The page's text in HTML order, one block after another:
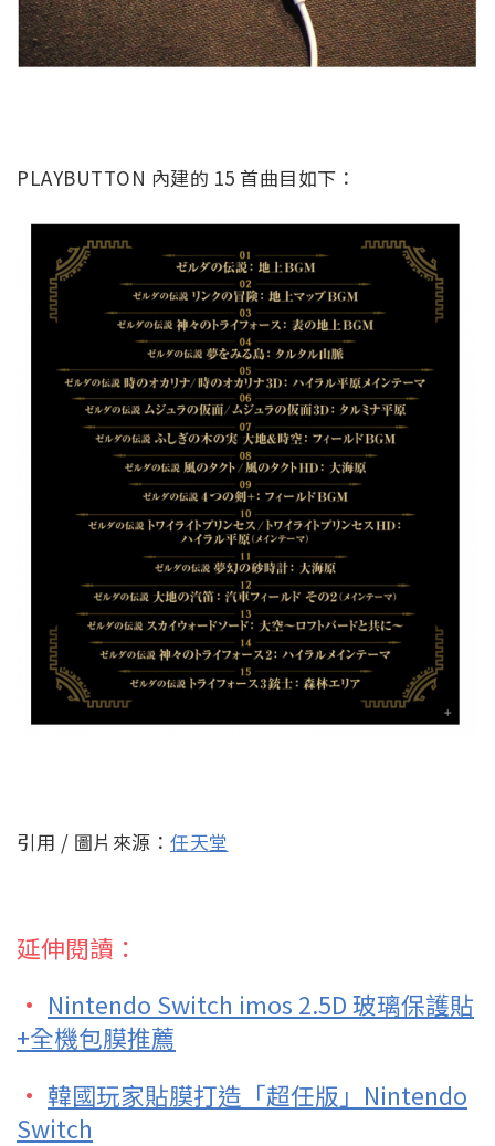
PLAYBUTTON 內建的 15 首曲目如下：
引用 / 圖片來源： 任天堂
延伸閱讀：
· Nintendo Switch imos 2.5D 玻璃保護貼
+全機包膜推薦
· 韓國玩家貼膜打造「超任版」Nintendo
Switch